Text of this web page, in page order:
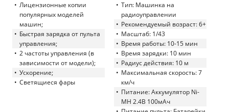
Лицензионные копии
популярных моделей
машин;
Быстрая зарядка от пульта
управления;
2 частоты управления (в
зависимости от модели);
Ускорение;
Светящиеся фары
Тип: Машинка на
радиоуправлении
Рекомендуемый возраст: 6+
Масштаб: 1/43
Время работы: 10-15 мин
Время зарядки: 10 мин
Радиус действия: 10 м
Максимальная скорость: 7
км/ч
Питание: Аккумулятор Ni-
MH 2.4В 100мАч